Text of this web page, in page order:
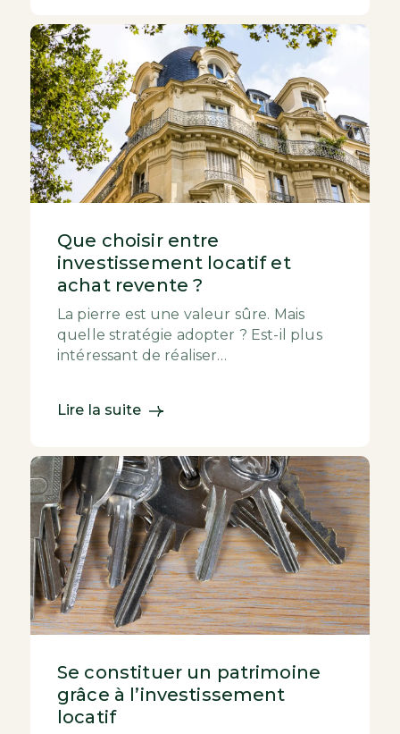
Que choisir entre
investissement locatif et
achat revente ?
La pierre est une valeur sûre. Mais
quelle stratégie adopter ? Est-il plus
intéressant de réaliser
Lire la suite
Se constituer un patrimoine
grâce à l’investissement
locatif